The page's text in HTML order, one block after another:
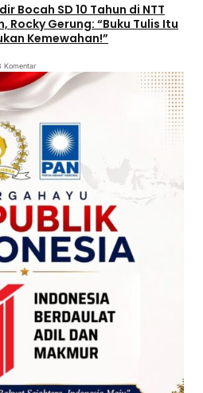
Bocah SD 10 Tahun di NTT
Rocky Gerung: “Buku Tulis Itu
Kemewahan!”
Komentar